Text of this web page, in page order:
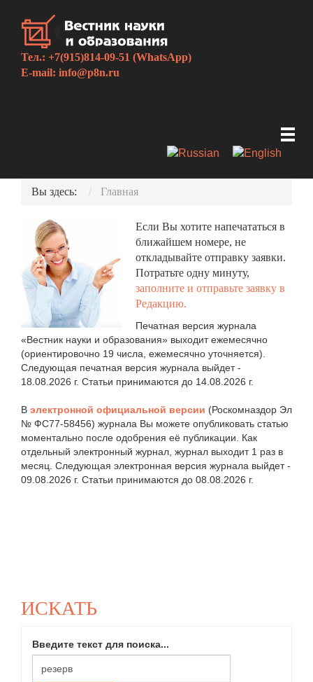
Тел.: +7(915)814-09-51 (WhatsApp)
E-mail: info@p8n.ru
Вы здесь: Главная
Если Вы хотите напечататься в
ближайшем номере, не
откладывайте отправку заявки.
Потратьте одну минуту,
заполните и отправьте заявку в
Редакцию.
Печатная версия журнала
«Вестник науки и образования» выходит ежемесячно
(ориентировочно 19 числа, ежемесячно уточняется).
Следующая печатная версия журнала выйдет -
18.08.2026 г. Статьи принимаются до 14.08.2026 г.
В электронной официальной версии (Роскомназдор Эл
№ ФС77-58456) журнала Вы можете опубликовать статью
моментально после одобрения её публикации. Как
отдельный электронный журнал, журнал выходит 1 раз в
месяц. Следующая электронная версия журнала выйдет -
09.08.2026 г. Статьи принимаются до 08.08.2026 г.
ИСКАТЬ
Введите текст для поиска...